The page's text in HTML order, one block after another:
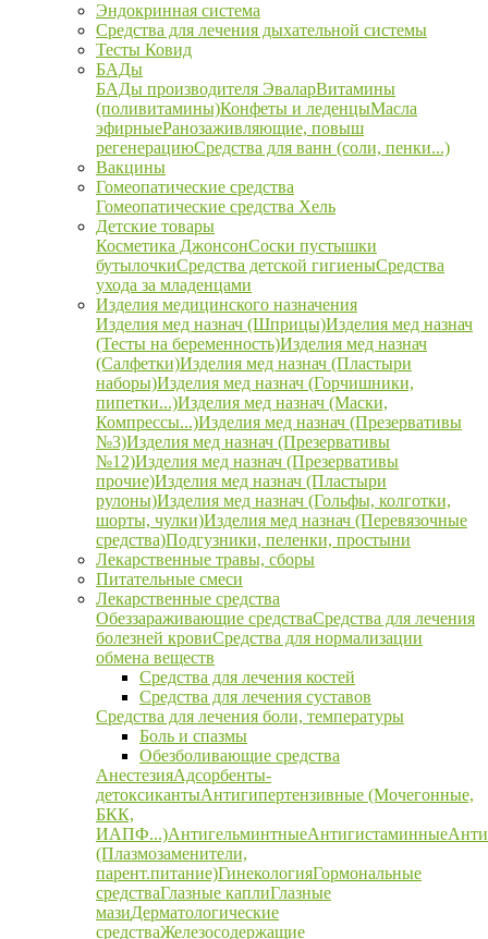
Эндокринная система
Средства для лечения дыхательной системы
Тесты Ковид
БАДы
БАДы производителя ЭваларВитамины
(поливитамины)Конфеты и леденцыМасла
эфирныеРанозаживляющие, повыш
регенерациюСредства для ванн (соли, пенки...)
Вакцины
Гомеопатические средства
Гомеопатические средства Хель
Детские товары
Косметика ДжонсонСоски пустышки
бутылочкиСредства детской гигиеныСредства
ухода за младенцами
Изделия медицинского назначения
Изделия мед назнач (Шприцы)Изделия мед назнач
(Тесты на беременность)Изделия мед назнач
(Салфетки)Изделия мед назнач (Пластыри
наборы)Изделия мед назнач (Горчишники,
пипетки...)Изделия мед назнач (Маски,
Компрессы...)Изделия мед назнач (Презервативы
№3)Изделия мед назнач (Презервативы
№12)Изделия мед назнач (Презервативы
прочие)Изделия мед назнач (Пластыри
рулоны)Изделия мед назнач (Гольфы, колготки,
шорты, чулки)Изделия мед назнач (Перевязочные
средства)Подгузники, пеленки, простыни
Лекарственные травы, сборы
Питательные смеси
Лекарственные средства
Обеззараживающие средстваСредства для лечения
болезней кровиСредства для нормализации
обмена веществ
Средства для лечения костей
Средства для лечения суставов
Средства для лечения боли, температуры
Боль и спазмы
Обезболивающие средства
АнестезияАдсорбенты-
детоксикантыАнтигипертензивные (Мочегонные,
БКК,
ИАПФ...)АнтигельминтныеАнтигистаминные
(Плазмозаменители,
парент.питание)ГинекологияГормональные
средстваГлазные каплиГлазные
мазиДерматологические
средстваЖелезосодержащие